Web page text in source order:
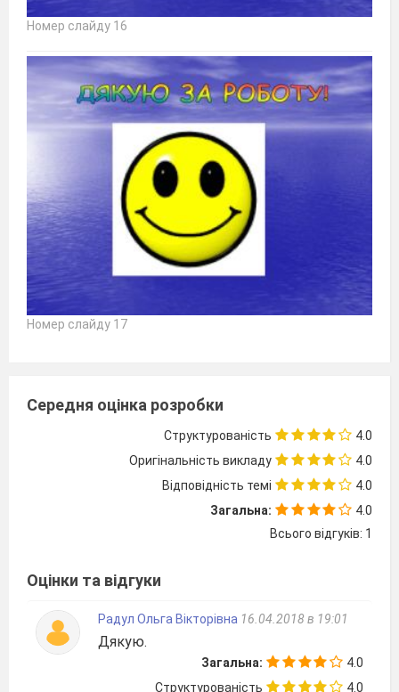
Номер слайду 16
Номер слайду 17
Середня оцінка розробки
Структурованість
4.0
Оригінальність викладу
4.0
Відповідність темі
4.0
Загальна:
4.0
Всього відгуків: 1
Оцінки та відгуки
Радул Ольга Вікторівна 16.04.2018 в 19:01
Дякую.
Загальна:
4.0
Структурованість
4.0